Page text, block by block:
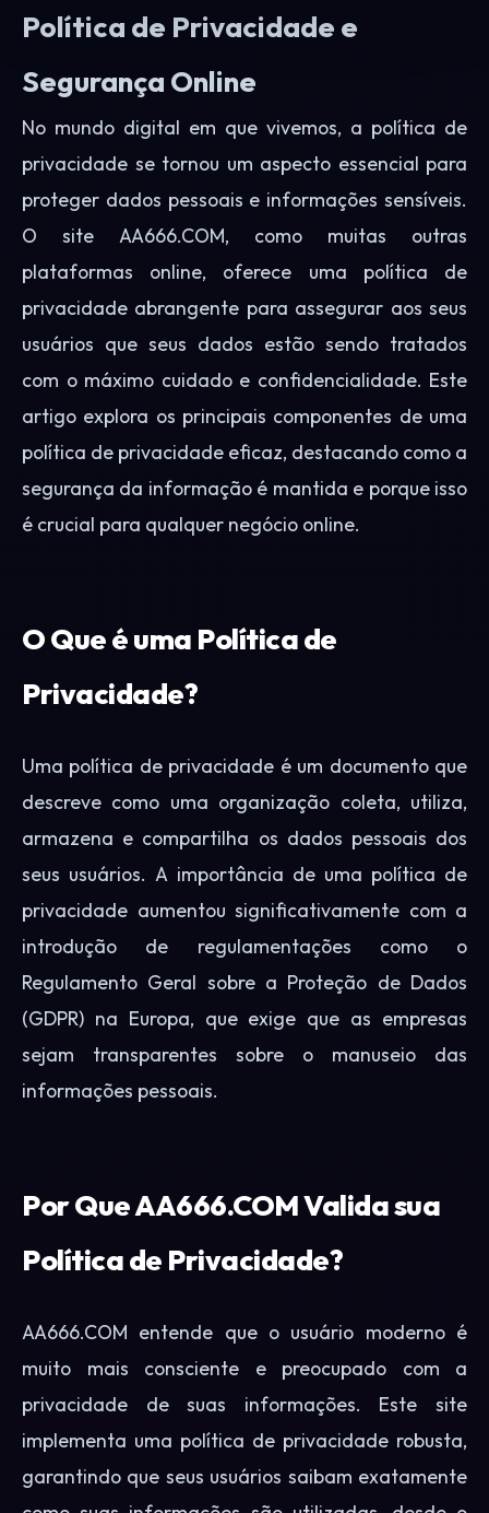
Política de Privacidade e
Segurança Online
No mundo digital em que vivemos, a política de
privacidade se tornou um aspecto essencial para
proteger dados pessoais e informações sensíveis.
O site AA666.COM, como muitas outras
plataformas online, oferece uma política de
privacidade abrangente para assegurar aos seus
usuários que seus dados estão sendo tratados
com o máximo cuidado e confidencialidade. Este
artigo explora os principais componentes de uma
política de privacidade eficaz, destacando como a
segurança da informação é mantida e porque isso
é crucial para qualquer negócio online.
O Que é uma Política de
Privacidade?
Uma política de privacidade é um documento que
descreve como uma organização coleta, utiliza,
armazena e compartilha os dados pessoais dos
seus usuários. A importância de uma política de
privacidade aumentou significativamente com a
introdução de regulamentações como o
Regulamento Geral sobre a Proteção de Dados
(GDPR) na Europa, que exige que as empresas
sejam transparentes sobre o manuseio das
informações pessoais.
Por Que AA666.COM Valida sua
Política de Privacidade?
AA666.COM entende que o usuário moderno é
muito mais consciente e preocupado com a
privacidade de suas informações. Este site
implementa uma política de privacidade robusta,
garantindo que seus usuários saibam exatamente